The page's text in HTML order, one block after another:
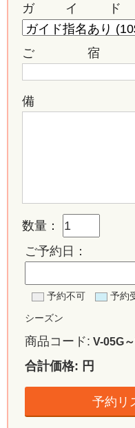
ガイ
ご
数量：
ご予約日：
予約不可 予約
シーズン
商品コード: V-05G
合計価格: 円
予約リ